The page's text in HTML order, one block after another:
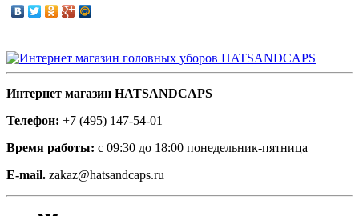
Интернет магазин HATSANDCAPS
Телефон: +7 (495) 147-54-01
Время работы: с 09:30 до 18:00 понедельник-пятница
E-mail. zakaz@hatsandcaps.ru